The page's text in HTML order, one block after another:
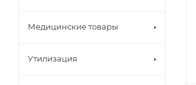
Медицинские товары
Утилизация